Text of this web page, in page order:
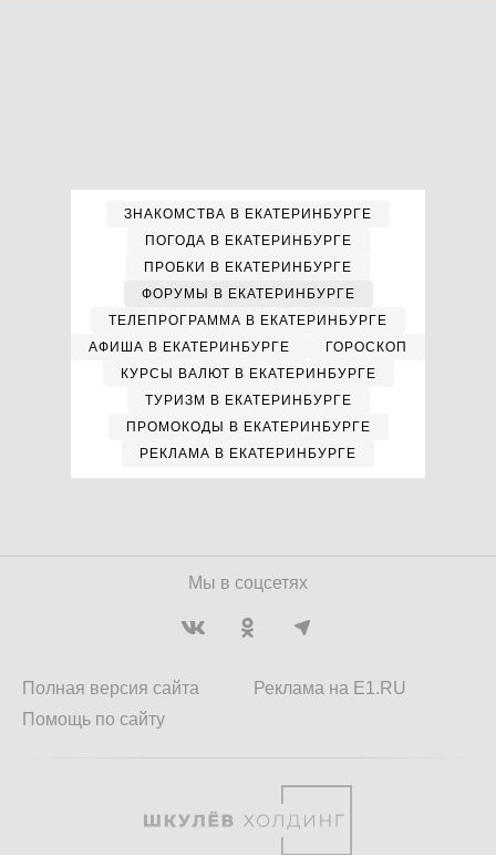
ЗНАКОМСТВА В ЕКАТЕРИНБУРГЕ
ПОГОДА В ЕКАТЕРИНБУРГЕ
ПРОБКИ В ЕКАТЕРИНБУРГЕ
ФОРУМЫ В ЕКАТЕРИНБУРГЕ
ТЕЛЕПРОГРАММА В ЕКАТЕРИНБУРГЕ
АФИША В ЕКАТЕРИНБУРГЕ
ГОРОСКОП
КУРСЫ ВАЛЮТ В ЕКАТЕРИНБУРГЕ
ТУРИЗМ В ЕКАТЕРИНБУРГЕ
ПРОМОКОДЫ В ЕКАТЕРИНБУРГЕ
РЕКЛАМА В ЕКАТЕРИНБУРГЕ
Мы в соцсетях
Полная версия сайта
Помощь по сайту
Реклама на E1.RU